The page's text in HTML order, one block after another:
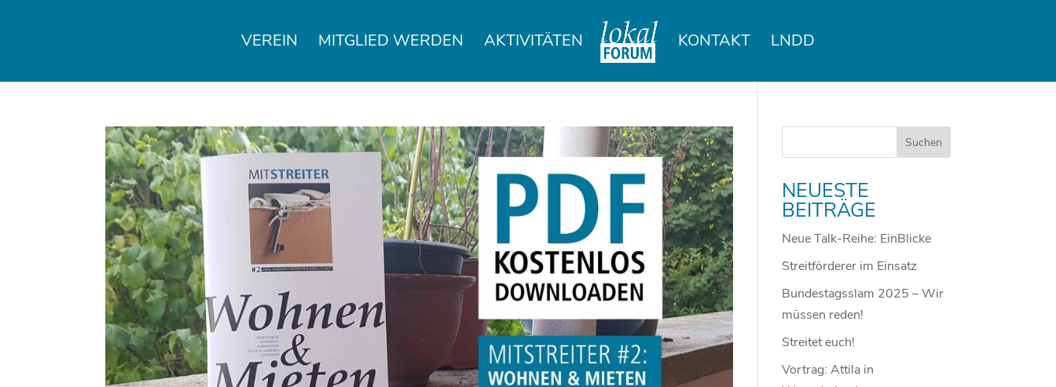
VEREIN MITGLIED WERDEN AKTIVITÄTEN KONTAKT LNDD
NEUESTE
BEITRÄGE
Neue Talk-Reihe: EinBlicke
Streitförderer im Einsatz
Bundestagsslam 2025 – Wir
müssen reden!
Streitet euch!
Vortrag: Attila in